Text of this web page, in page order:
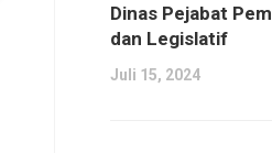
Dinas Pejabat
dan Legislatif
Juli 15, 2024